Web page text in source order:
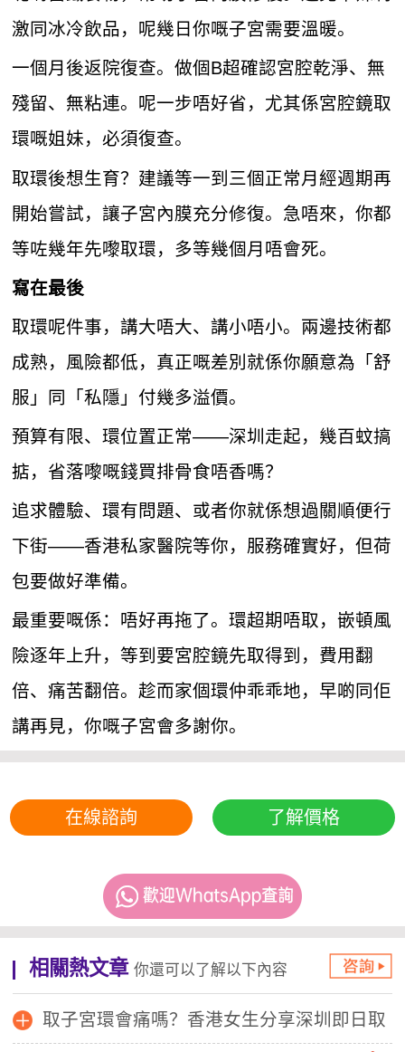
激同冰冷飲品，呢幾日你嘅子宮需要溫暖。
一個月後返院復查。做個B超確認宮腔乾淨、無
殘留、無粘連。呢一步唔好省，尤其係宮腔鏡取
環嘅姐妹，必須復查。
取環後想生育？建議等一到三個正常月經週期再
開始嘗試，讓子宮內膜充分修復。急唔來，你都
等咗幾年先嚟取環，多等幾個月唔會死。
寫在最後
取環呢件事，講大唔大、講小唔小。兩邊技術都
成熟，風險都低，真正嘅差別就係你願意為「舒
服」同「私隱」付幾多溢價。
預算有限、環位置正常——深圳走起，幾百蚊搞
掂，省落嚟嘅錢買排骨食唔香嗎？
追求體驗、環有問題、或者你就係想過關順便行
下街——香港私家醫院等你，服務確實好，但荷
包要做好準備。
最重要嘅係：唔好再拖了。環超期唔取，嵌頓風
險逐年上升，等到要宮腔鏡先取得到，費用翻
倍、痛苦翻倍。趁而家個環仲乖乖地，早啲同佢
講再見，你嘅子宮會多謝你。
在線諮詢 了解價格
相關熱文章 你還可以了解以下內容
取子宮環會痛嗎？香港女生分享深圳即日取